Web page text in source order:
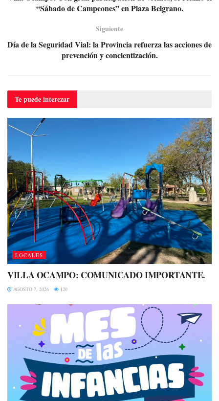
“Sábado de Campeones” en Plaza Belgrano.
Siguiente
Día de la Seguridad Vial: la Provincia refuerza las acciones de
prevención y concientización.
Te puedeinterezar
LOCALES
VILLA OCAMPO: COMUNICADO IMPORTANTE.
AGOSTO 7, 2026 120